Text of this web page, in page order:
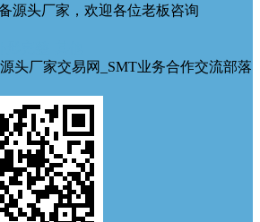
源头厂家，欢迎各位老板咨询
头厂家交易网_SMT业务合作交流部落